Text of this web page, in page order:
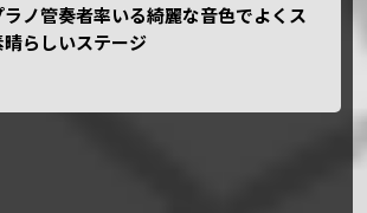
ノ管奏者率いる綺麗な音色でよくス
らしいステージ